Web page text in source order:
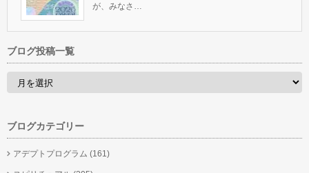
が、みなさ…
ブログ投稿一覧
ブログカテゴリー
アデプトプログラム (161)